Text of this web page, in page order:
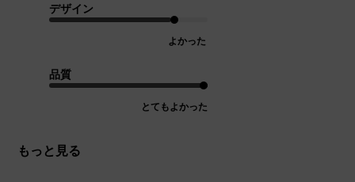
デザイン
よかった
品質
とてもよかった
もっと見る